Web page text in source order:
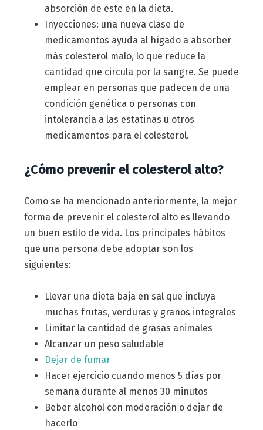
absorción de este en la dieta.
Inyecciones: una nueva clase de
medicamentos ayuda al hígado a absorber
más colesterol malo, lo que reduce la
cantidad que circula por la sangre. Se puede
emplear en personas que padecen de una
condición genética o personas con
intolerancia a las estatinas u otros
medicamentos para el colesterol.
¿Cómo prevenir el colesterol alto?
Como se ha mencionado anteriormente, la mejor
forma de prevenir el colesterol alto es llevando
un buen estilo de vida. Los principales hábitos
que una persona debe adoptar son los
siguientes:
Llevar una dieta baja en sal que incluya
muchas frutas, verduras y granos integrales
Limitar la cantidad de grasas animales
Alcanzar un peso saludable
Dejar de fumar
Hacer ejercicio cuando menos 5 días por
semana durante al menos 30 minutos
Beber alcohol con moderación o dejar de
hacerlo